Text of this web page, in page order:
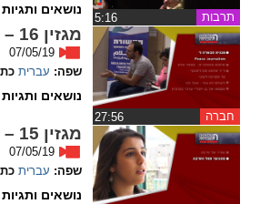
תרבות
נושאים
חברה
מגזין 16 – מאי 2019
07/05/19
שפה: עברית
נושאים
מגזין 15 – מאי 2019
07/05/19
שפה: עברית
נושאים